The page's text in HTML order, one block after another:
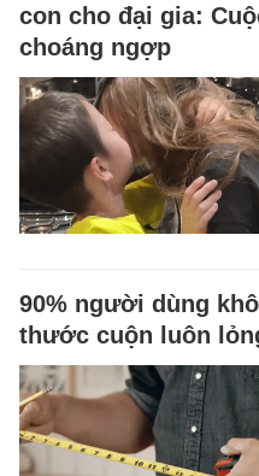
con cho đại gia:
choáng ngợp
90% người dùng
thước cuộn luôn